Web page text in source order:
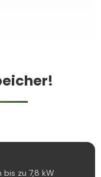
bis zu 7,8 kW